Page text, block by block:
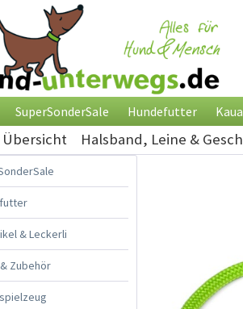
SuperSonderSale Hundefutter
Übersicht Halsband, Leine &
& Leckerli
Zubehör